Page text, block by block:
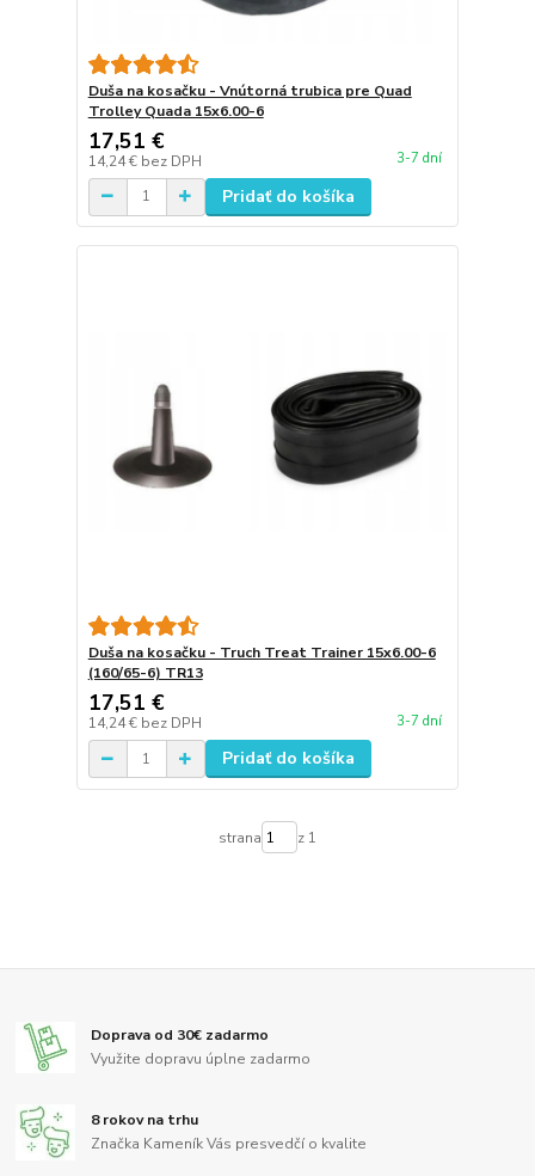
Duša na kosačku - Vnútorná trubica pre Quad
Trolley Quada 15x6.00-6
17,51 €
14,24 € bez DPH 3-7 dní
Pridať do košíka
Duša na kosačku - Truch Treat Trainer 15x6.00-6
(160/65-6) TR13
17,51 €
14,24 € bez DPH 3-7 dní
Pridať do košíka
strana z 1
Doprava od 30€ zadarmo
Využite dopravu úplne zadarmo
8 rokov na trhu
Značka Kameník Vás presvedčí o kvalite